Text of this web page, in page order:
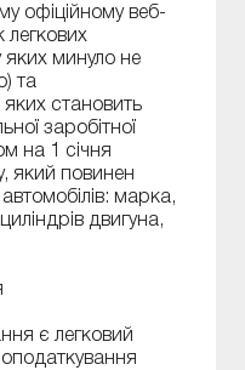
офіційному веб-
легкових
яких минуло не
та
становить
заробітної
на 1 січня
який повинен
марка,
двигуна,
є легковий